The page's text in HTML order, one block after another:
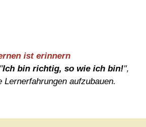
ist erinnern
Ich bin richtig, so wie ich bin!",
Lernerfahrungen aufzubauen.